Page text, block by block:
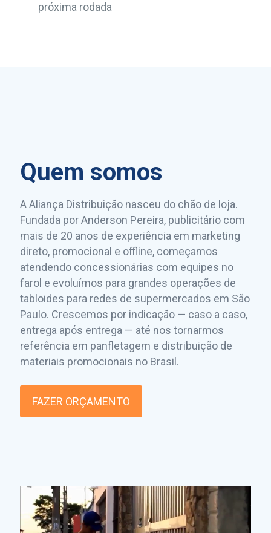
próxima rodada
Quem somos
A Aliança Distribuição nasceu do chão de loja.
Fundada por Anderson Pereira, publicitário com
mais de 20 anos de experiência em marketing
direto, promocional e offline, começamos
atendendo concessionárias com equipes no
farol e evoluímos para grandes operações de
tabloides para redes de supermercados em São
Paulo. Crescemos por indicação — caso a caso,
entrega após entrega — até nos tornarmos
referência em panfletagem e distribuição de
materiais promocionais no Brasil.
FAZER ORÇAMENTO